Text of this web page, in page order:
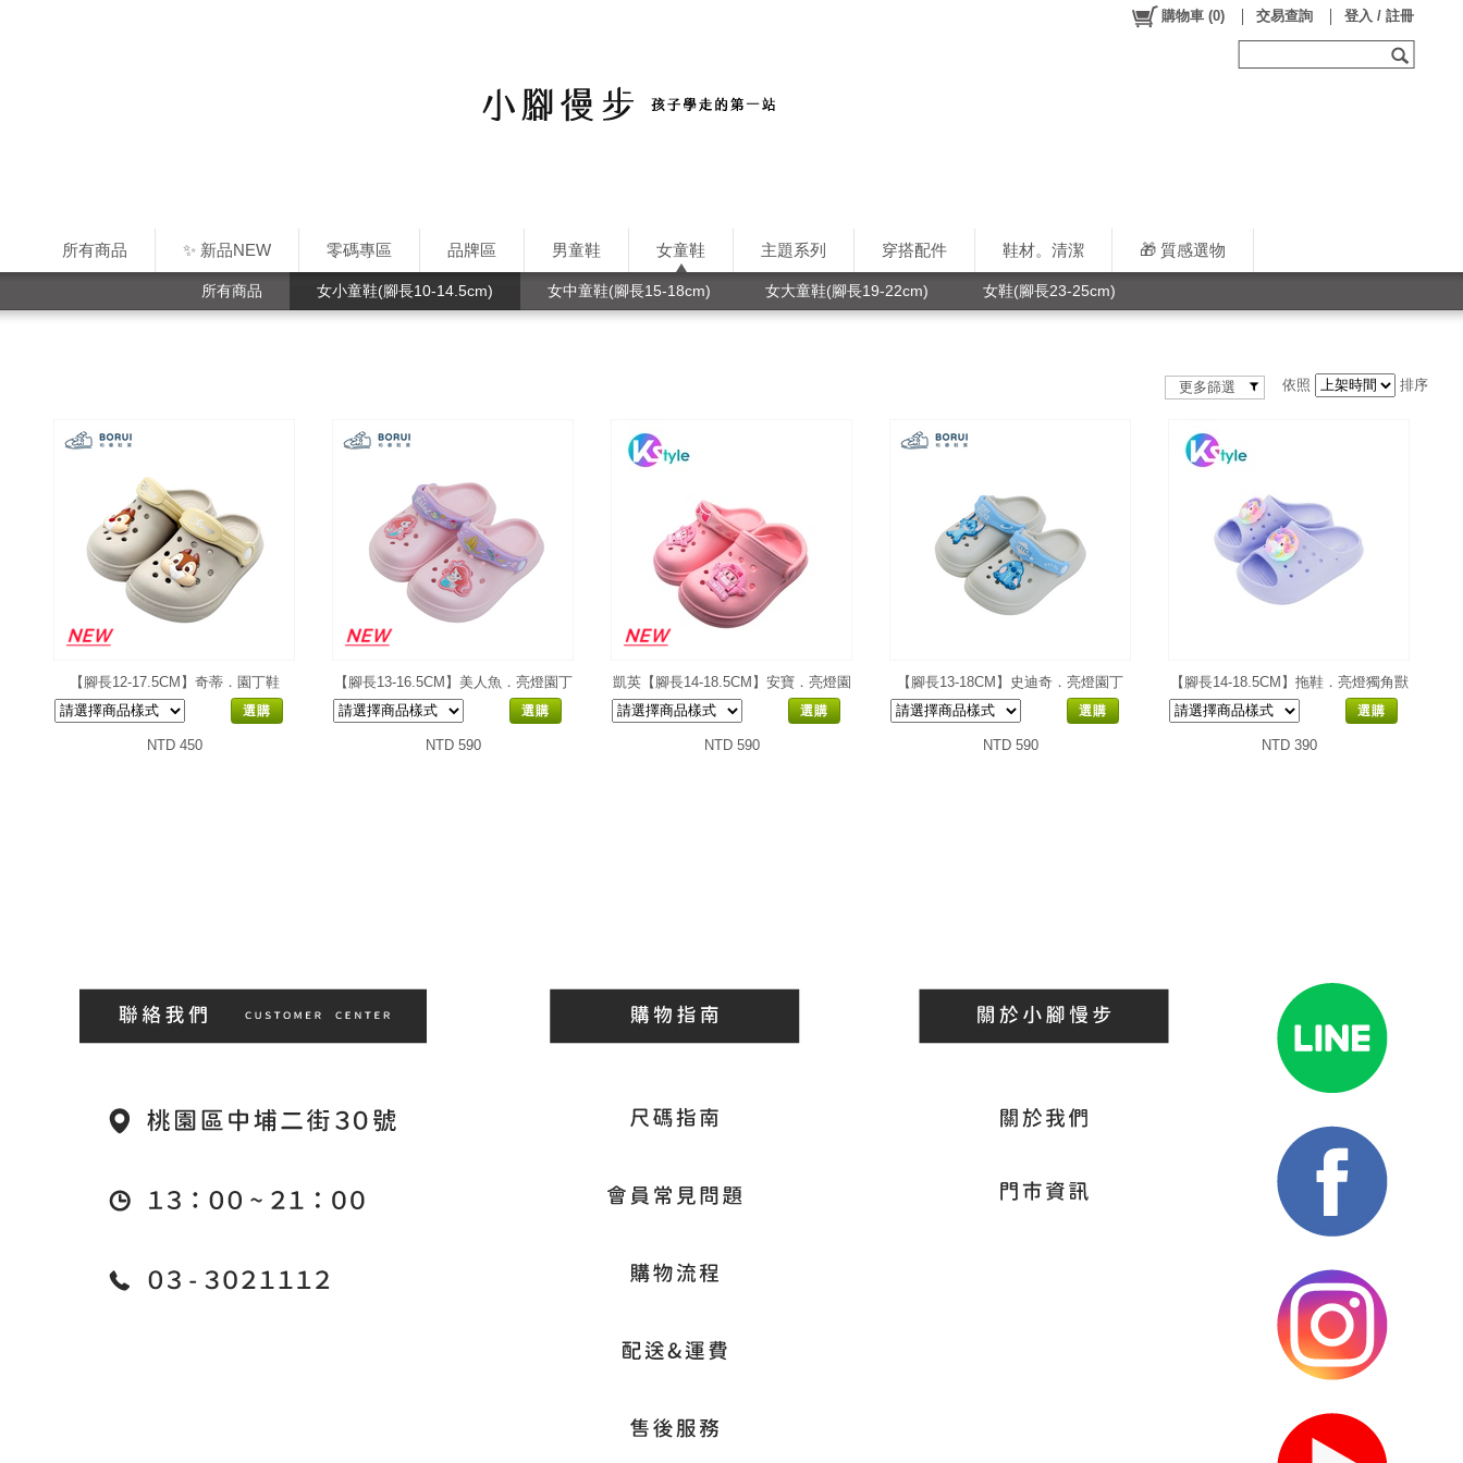
所有商品 ✨ 新品NEW 零碼專區 品牌區 男童鞋 女童鞋 主題系列 穿搭配件 鞋材。清潔 🎁 質感選物
購物車 (0) 交易查詢 登入 / 註冊
所有商品 女小童鞋(腳長10-14.5cm) 女中童鞋(腳長15-18cm) 女大童鞋(腳長19-22cm) 女鞋(腳長23-25cm)
更多篩選 依照 排序
【腳長12-17.5CM】奇蒂．園丁鞋
選購
NTD 450
【腳長13-16.5CM】美人魚．亮燈園丁
鞋
選購
NTD 590
凱英【腳長14-18.5CM】安寶．亮燈園
丁鞋
選購
NTD 590
【腳長13-18CM】史迪奇．亮燈園丁
鞋
選購
NTD 590
【腳長14-18.5CM】拖鞋．亮燈獨角獸
選購
NTD 390